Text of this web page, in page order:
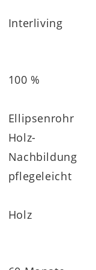
Interliving
100 %
Ellipsenrohr
Holz-
Nachbildung
pflegeleicht
Holz